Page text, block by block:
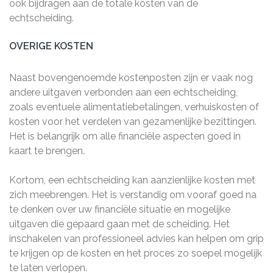
ook bijdragen aan de totale kosten van de
echtscheiding.
OVERIGE KOSTEN
Naast bovengenoemde kostenposten zijn er vaak nog
andere uitgaven verbonden aan een echtscheiding,
zoals eventuele alimentatiebetalingen, verhuiskosten of
kosten voor het verdelen van gezamenlijke bezittingen.
Het is belangrijk om alle financiële aspecten goed in
kaart te brengen.
Kortom, een echtscheiding kan aanzienlijke kosten met
zich meebrengen. Het is verstandig om vooraf goed na
te denken over uw financiële situatie en mogelijke
uitgaven die gepaard gaan met de scheiding. Het
inschakelen van professioneel advies kan helpen om grip
te krijgen op de kosten en het proces zo soepel mogelijk
te laten verlopen.